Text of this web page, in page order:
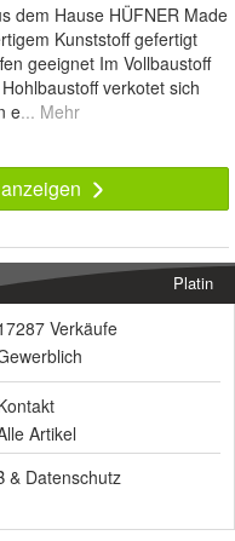
dem Hause HÜFNER Made
Kunststoff gefertigt
geeignet Im Vollbaustoff
verkotet sich
e... Mehr
Platin
Verkäufe
Artikel
& Datenschutz